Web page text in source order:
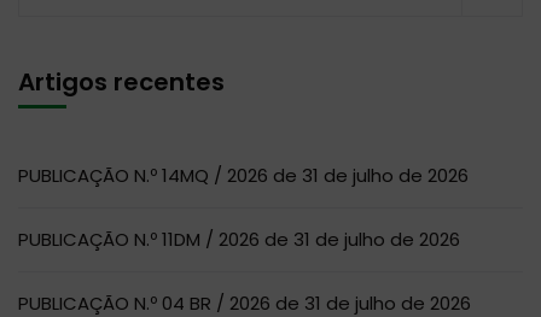
Artigos recentes
PUBLICAÇÃO N.º 14MQ / 2026 de 31 de julho de 2026
PUBLICAÇÃO N.º 11DM / 2026 de 31 de julho de 2026
PUBLICAÇÃO N.º 04 BR / 2026 de 31 de julho de 2026